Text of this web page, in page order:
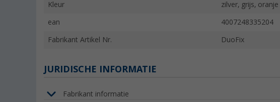
Kleur zilver, grijs, oranje
ean 4007248335204
Fabrikant Artikel Nr. DuoFix
JURIDISCHE INFORMATIE
Fabrikant informatie